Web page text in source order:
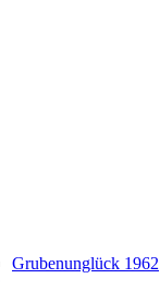
Grubenunglück 1962